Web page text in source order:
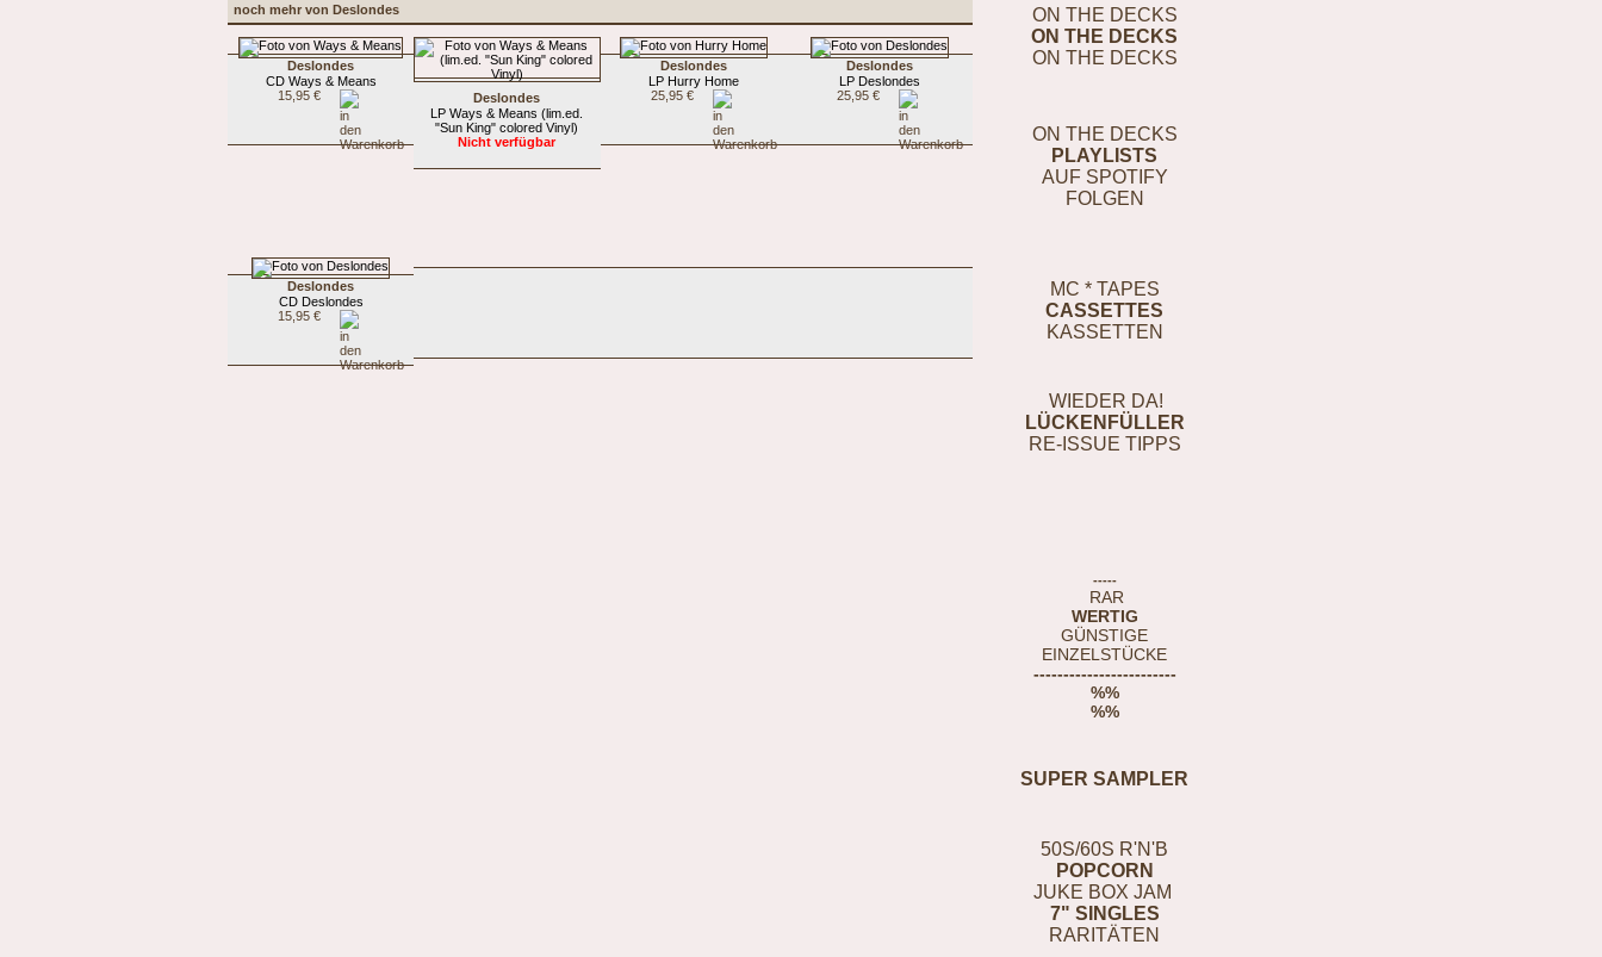
ON THE DECKS
ON THE DECKS
ON THE DECKS
ON THE DECKS
PLAYLISTS
AUF SPOTIFY
FOLGEN
MC * TAPES
CASSETTES
KASSETTEN
WIEDER DA!
LÜCKENFÜLLER
RE-ISSUE TIPPS
-----
RAR
WERTIG
GÜNSTIGE
EINZELSTÜCKE
------------------------
%%
%%
SUPER SAMPLER
50S/60S R'N'B
POPCORN
JUKE BOX JAM
7" SINGLES
RARITÄTEN
noch mehr von Deslondes
Deslondes
CD Ways & Means
15,95 €
Deslondes
LP Ways & Means (lim.ed.
"Sun King" colored Vinyl)
Nicht verfügbar
Deslondes
LP Hurry Home
25,95 €
Deslondes
LP Deslondes
25,95 €
Deslondes
CD Deslondes
15,95 €